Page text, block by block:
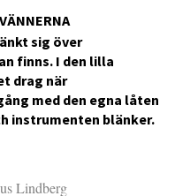
sig över
finns. I den lilla
drag när
med den egna låten
instrumenten blänker.
Lindberg